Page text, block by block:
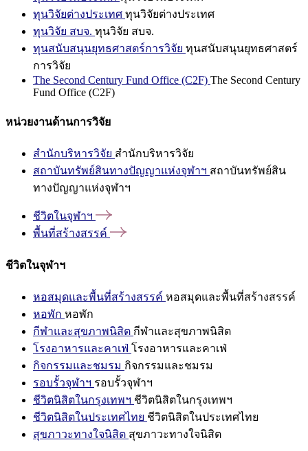
ทุนวิจัยต่างประเทศ ทุนวิจัยต่างประเทศ
ทุนวิจัย สบจ. ทุนวิจัย สบจ.
ทุนสนับสนุนยุทธศาสตร์การวิจัย ทุนสนับสนุนยุทธศาสตร์
การวิจัย
The Second Century Fund Office (C2F) The Second Century
Fund Office (C2F)
หน่วยงานด้านการวิจัย
สำนักบริหารวิจัย สำนักบริหารวิจัย
สถาบันทรัพย์สินทางปัญญาแห่งจุฬาฯ สถาบันทรัพย์สิน
ทางปัญญาแห่งจุฬาฯ
ชีวิตในจุฬาฯ
พื้นที่สร้างสรรค์
ชีวิตในจุฬาฯ
หอสมุดและพื้นที่สร้างสรรค์ หอสมุดและพื้นที่สร้างสรรค์
หอพัก หอพัก
กีฬาและสุขภาพนิสิต กีฬาและสุขภาพนิสิต
โรงอาหารและคาเฟ่ โรงอาหารและคาเฟ่
กิจกรรมและชมรม กิจกรรมและชมรม
รอบรั้วจุฬาฯ รอบรั้วจุฬาฯ
ชีวิตนิสิตในกรุงเทพฯ ชีวิตนิสิตในกรุงเทพฯ
ชีวิตนิสิตในประเทศไทย ชีวิตนิสิตในประเทศไทย
สุขภาวะทางใจนิสิต สุขภาวะทางใจนิสิต